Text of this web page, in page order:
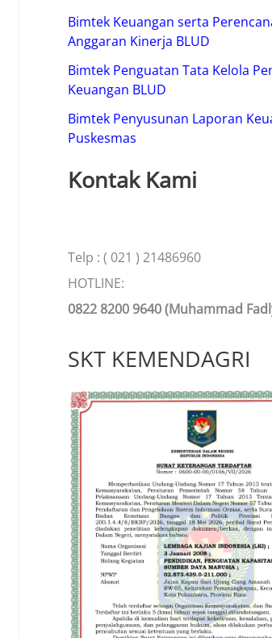
Bimtek Keuangan serta
Anggaran Kinerja BLUD
Bimtek Penguatan Tata Kelola
Keuangan BLUD
Bimtek Penyusunan Laporan
Puskesmas
Kontak Kami
Telp : ( 021 ) 21486960
HOTLINE:
0822 8200 9640 (Muhammad
SKT KEMENDAGRI